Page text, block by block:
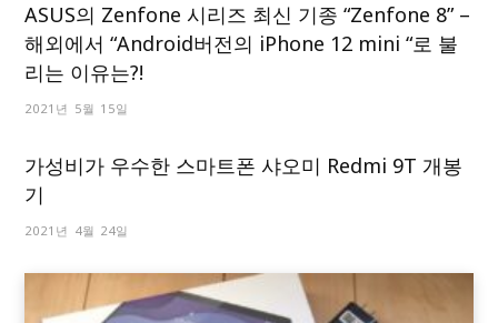
ASUS의 Zenfone 시리즈 최신 기종 “Zenfone 8” –
해외에서 “Android버전의 iPhone 12 mini “로 불
리는 이유는?!
2021년 5월 15일
가성비가 우수한 스마트폰 샤오미 Redmi 9T 개봉
기
2021년 4월 24일